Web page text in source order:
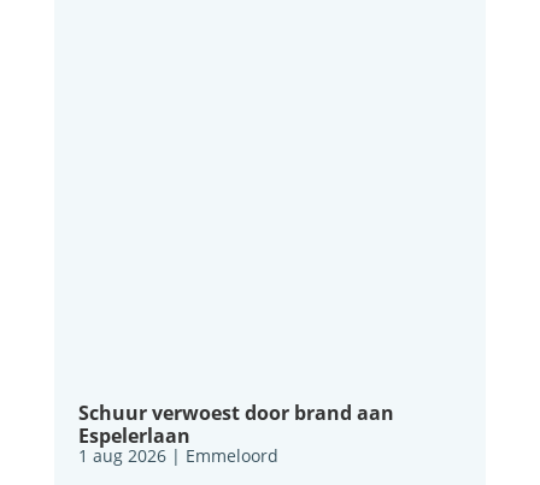
Schuur verwoest door brand aan
Espelerlaan
1 aug 2026| Emmeloord